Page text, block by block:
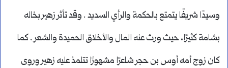
وسيدًا شريفًا يتمتع بالحكمة والرأي السديد . وقد تأثر زهير بخاله
بشامة كثيرًا، حيث ورث عنه المال والأخلاق الحميدة والشعر . كما
كان زوج أمه أوس بن حجر شاعرًا مشهورًا تتلمذ عليه زهير وروى